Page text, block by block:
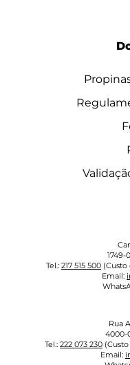
1749-
Tel.: 217 515 500 (Custo
Email:
Rua
4000-
Tel.: 222 073 230
Email: